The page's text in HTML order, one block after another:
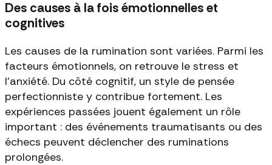
Des causes à la fois émotionnelles et
cognitives
Les causes de la rumination sont variées. Parmi les
facteurs émotionnels, on retrouve le stress et
l'anxiété. Du côté cognitif, un style de pensée
perfectionniste y contribue fortement. Les
expériences passées jouent également un rôle
important : des événements traumatisants ou des
échecs peuvent déclencher des ruminations
prolongées.